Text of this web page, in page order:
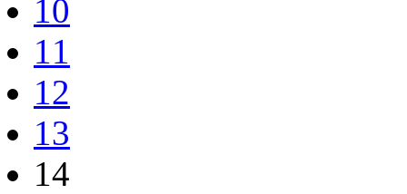
10
11
12
13
14